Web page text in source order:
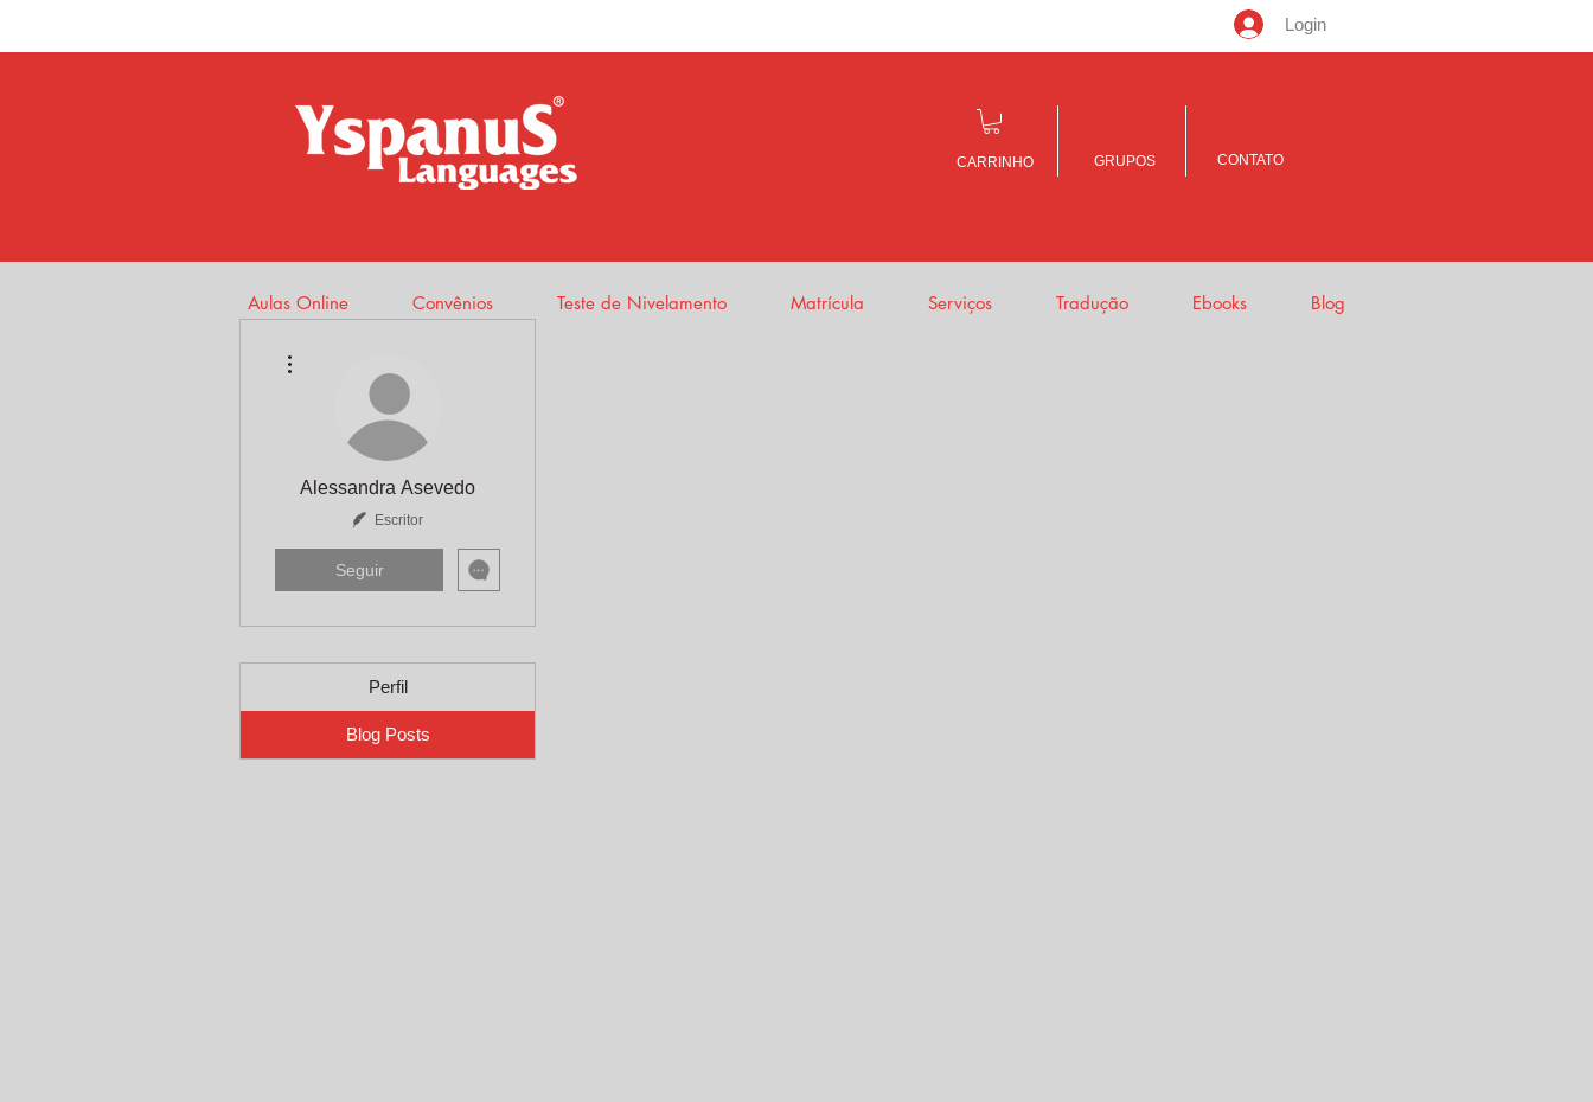
Login
CARRINHO GRUPOS CONTATO
Aulas Online Convênios Teste de Nivelamento Matrícula Serviços Tradução Ebooks Blog
Alessandra Asevedo
Escritor
Seguir
Perfil
Blog Posts